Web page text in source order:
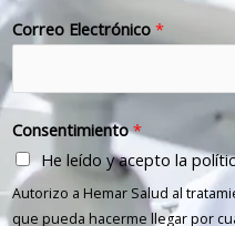
Correo Electrónico *
Consentimiento*
He leído y acepto la
Autorizo a Hemar Salud al
que pueda hacerme llegar por